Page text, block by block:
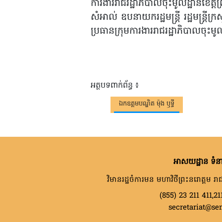
ការងាររាជរដ្ឋាភិបាលចុះមូលដ្ឋាន
សំអាល់ ឧបនាយករដ្ឋមន្ត្រី រដ្ឋមន្
ប្រធានក្រុមការងាររាជរដ្ឋាភិបាលចុ
អត្ថបទពាក់ព័ន្ធ ៖
ឯកឧត្តមបណ្ឌិត ម៉ុង ឫទ្ធី
អាសយដ្ឋាន ទំ
វិមានរដ្ឋចំការមន មហាវិថីព្រះនរោត្តម រ
(855) 23 211